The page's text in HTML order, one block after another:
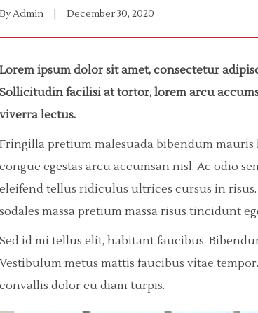
ByAdmin December 30, 2020
Lorem ipsum dolor sit amet, consectetur
Sollicitudin facilisi at tortor, lorem arcu
viverra lectus.
Fringilla pretium malesuada bibendum mauris
congue egestas arcu accumsan nisl. Ac odio
eleifend tellus ridiculus ultrices cursus in
sodales massa pretium massa risus tincidunt
Sed id mi tellus elit, habitant faucibus.
Vestibulum metus mattis faucibus vitae
convallis dolor eu diam turpis.